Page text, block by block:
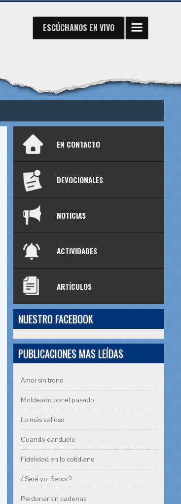
ESCÚCHANOS EN VIVO
EN CONTACTO
DEVOCIONALES
NOTICIAS
ACTIVIDADES
ARTÍCULOS
NUESTRO FACEBOOK
PUBLICACIONES MAS LEÍDAS
Amor sin trono
Moldeado por el pasado
Lo más valioso
Cuando dar duele
Fidelidad en lo cotidiano
¿Seré yo, Señor?
Perdonar sin cadenas